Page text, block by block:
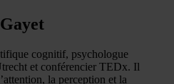
cognitif, psychologue
et conférencier TEDx. Il
la perception et la